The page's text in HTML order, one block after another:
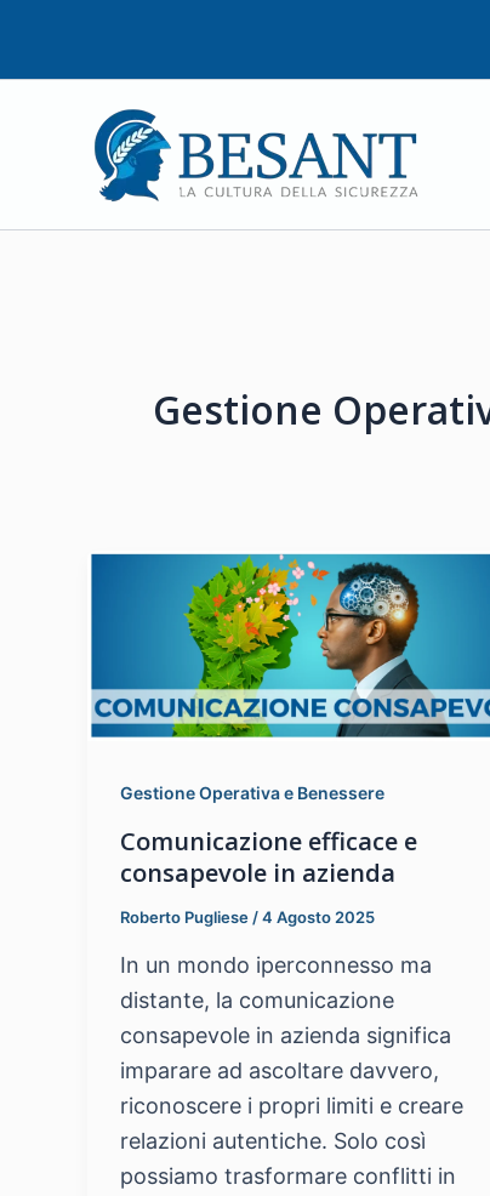
contenuto
Gestione
Gestione Operativa e Benessere
Comunicazione efficace e
consapevole in azienda
Roberto Pugliese /4 Agosto 2025
In un mondo iperconnesso ma
distante, la comunicazione
consapevole in azienda significa
imparare ad ascoltare davvero,
riconoscere i propri limiti e creare
relazioni autentiche. Solo così
possiamo trasformare conflitti in